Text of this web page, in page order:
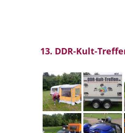
13. DDR-Kult-